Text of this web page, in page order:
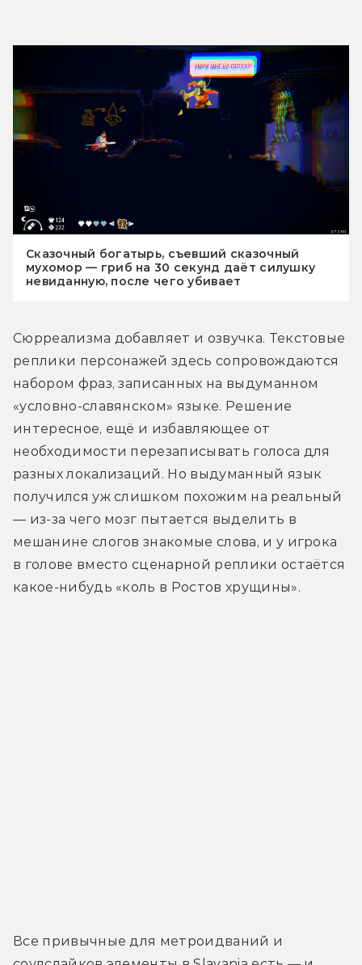
Сказочный богатырь, съевший сказочный
мухомор — гриб на 30 секунд даёт силушку
невиданную, после чего убивает
Сюрреализма добавляет и озвучка. Текстовые
реплики персонажей здесь сопровождаются
набором фраз, записанных на выдуманном
«условно-славянском» языке. Решение
интересное, ещё и избавляющее от
необходимости перезаписывать голоса для
разных локализаций. Но выдуманный язык
получился уж слишком похожим на реальный
— из-за чего мозг пытается выделить в
мешанине слогов знакомые слова, и у игрока
в голове вместо сценарной реплики остаётся
какое-нибудь «коль в Ростов хрущины».
Все привычные для метроидваний и